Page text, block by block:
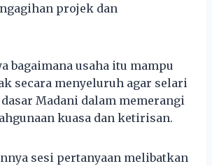
projek dan
bagaimana usaha itu mampu
secara menyeluruh agar selari
Madani dalam memerangi
kuasa dan ketirisan.
sesi pertanyaan melibatkan